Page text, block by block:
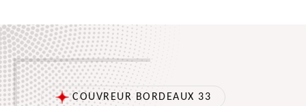
COUVREUR BORDEAUX 33